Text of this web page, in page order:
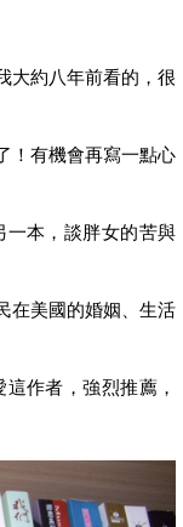
大約八年前看的，很
！有機會再寫一點心
一本，談胖女的苦與
在美國的婚姻、生活
作者，強烈推薦，